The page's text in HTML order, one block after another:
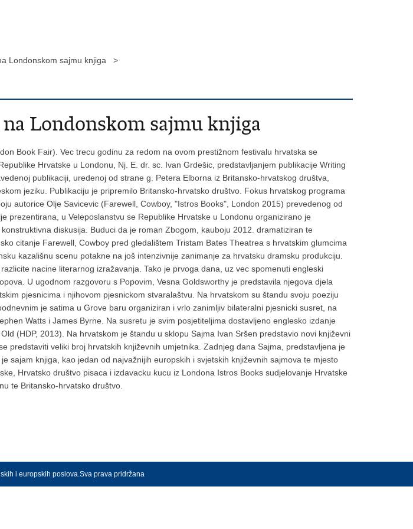
Londonskom sajmu knjiga >
Londonskom sajmu knjiga
Book Fair). Vec trecu godinu za redom na ovom prestižnom festivalu hrvatska se
Hrvatske u Londonu, Nj. E. dr. sc. Ivan Grdešic, predstavljanjem publikacije Writing
publikaciji, uredenoj od strane g. Petera Elborna iz Britansko-hrvatskog društva,
jeziku. Publikaciju je pripremilo Britansko-hrvatsko društvo. Fokus hrvatskog programa
autorice Olje Savicevic (Farewell, Cowboy, "Istros Books", London 2015) prevedenog od
prezentirana, u Veleposlanstvu se Republike Hrvatske u Londonu organizirano je
diskusija. Buduci da je roman Zbogom, kauboju 2012. dramatiziran te
citanje Farewell, Cowboy pred gledalištem Tristam Bates Theatrea s hrvatskim glumcima
kazališnu scenu potakne na još intenzivnije zanimanje za hrvatsku dramsku produkciju.
nacine literarnog izražavanja. Tako je prvoga dana, uz vec spomenuti engleski
U ugodnom razgovoru s Popovim, Vesna Goldsworthy je predstavila njegova djela
pjesnicima i njihovom pjesnickom stvaralaštvu. Na hrvatskom su štandu svoju poeziju
je satima u Grove baru organiziran i vrlo zanimljiv bilateralni pjesnicki susret, na
Watts i James Byrne. Na susretu je svim posjetiteljima dostavljeno englesko izdanje
(HDP, 2013). Na hrvatskom je štandu u sklopu Sajma Ivan Sršen predstavio novi književni
predstaviti veliki broj hrvatskih književnih umjetnika. Zadnjeg dana Sajma, predstavljena je
sajam knjiga, kao jedan od najvažnijih europskih i svjetskih književnih sajmova te mjesto
Hrvatsko društvo pisaca i izdavacku kucu iz Londona Istros Books sudjelovanje Hrvatske
te Britansko-hrvatsko društvo.
i europskih poslova.Sva prava pridržana